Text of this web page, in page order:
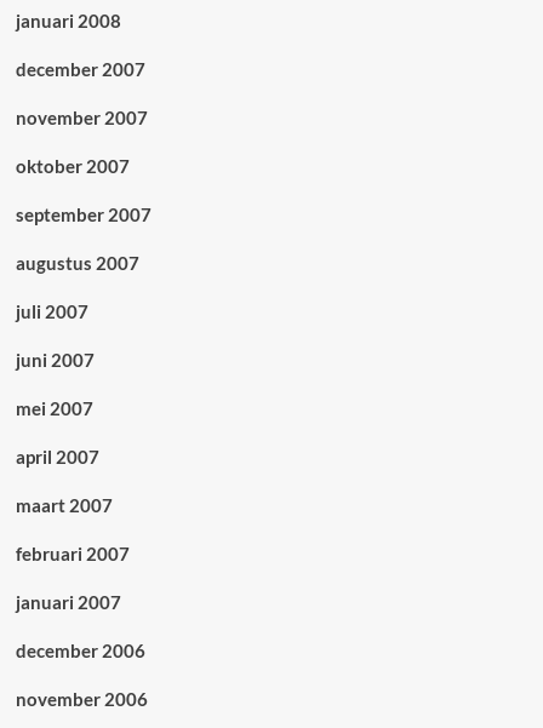
januari 2008
december 2007
november 2007
oktober 2007
september 2007
augustus 2007
juli 2007
juni 2007
mei 2007
april 2007
maart 2007
februari 2007
januari 2007
december 2006
november 2006